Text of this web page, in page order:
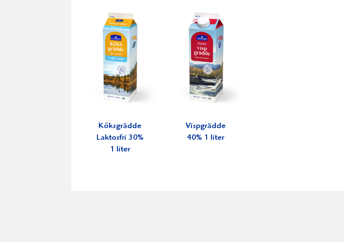
Köksgrädde
Laktosfri 30%
1 liter
Vispgrädde
40% 1 liter